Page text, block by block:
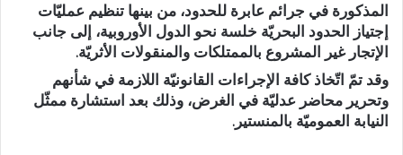
المذكورة في جرائم عابرة للحدود، من بينها تنظيم عمليّات
إجتياز الحدود البحريّة خلسة نحو الدول الأوروبية، إلى جانب
الإتجار غير المشروع بالممتلكات والمنقولات الأثريّة.
وقد تمّ اتّخاذ كافة الإجراءات القانونيّة اللازمة في شأنهم
وتحرير محاضر عدليّة في الغرض، وذلك بعد استشارة ممثّل
النيابة العموميّة بالمنستير.